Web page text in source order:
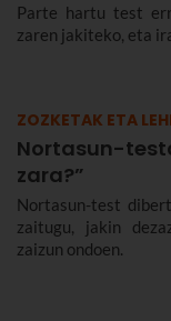
Parte hartu test
zaren jakiteko, eta
ZOZKETAK ETA
Nortasun-
zara?”
Nortasun-test
zaitugu, jakin
zaizun ondoen.